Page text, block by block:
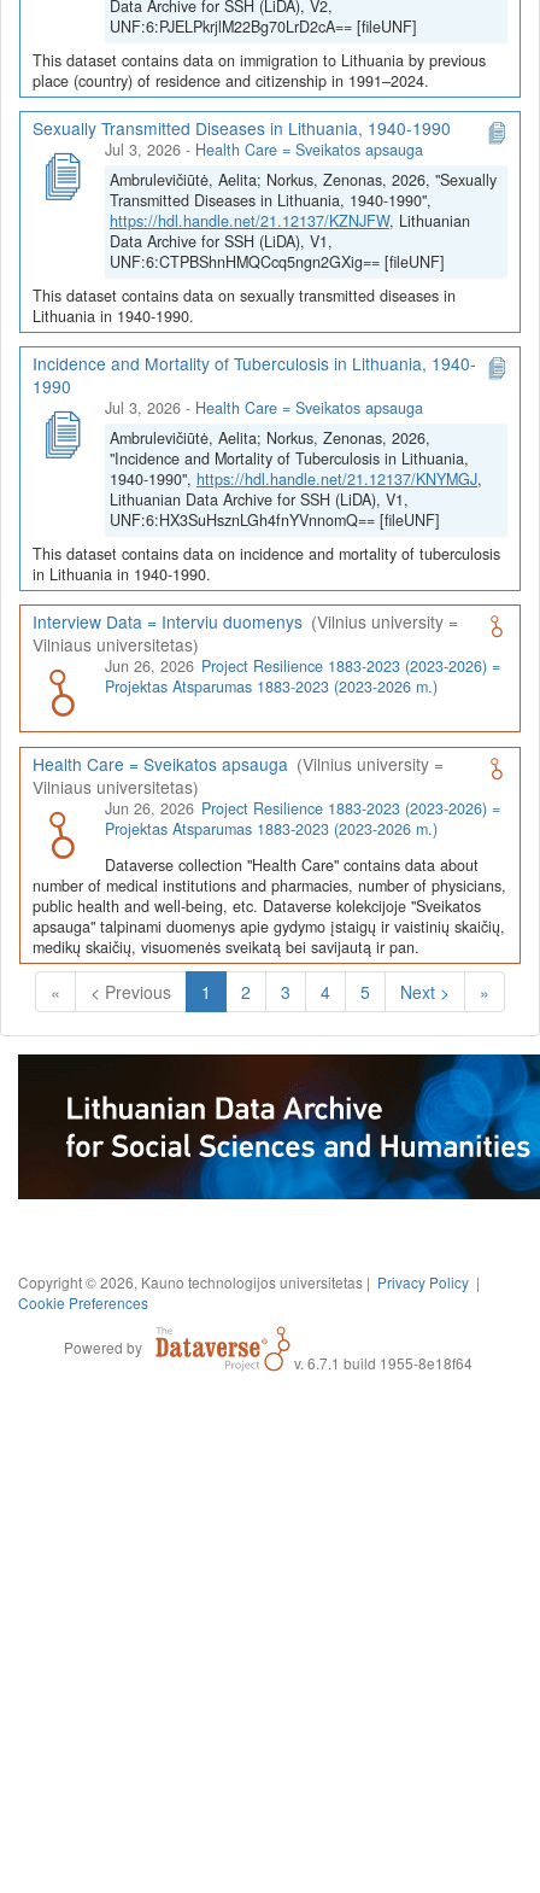
Data Archive for SSH (LiDA), V2,
UNF:6:PJELPkrjlM22Bg70LrD2cA== [fileUNF]
This dataset contains data on immigration to Lithuania by previous
place (country) of residence and citizenship in 1991–2024.
Sexually Transmitted Diseases in Lithuania, 1940-1990
Jul 3, 2026 - Health Care = Sveikatos apsauga
Ambrulevičiūtė, Aelita; Norkus, Zenonas, 2026, "Sexually
Transmitted Diseases in Lithuania, 1940-1990",
https://hdl.handle.net/21.12137/KZNJFW, Lithuanian
Data Archive for SSH (LiDA), V1,
UNF:6:CTPBShnHMQCcq5ngn2GXig== [fileUNF]
This dataset contains data on sexually transmitted diseases in
Lithuania in 1940-1990.
Incidence and Mortality of Tuberculosis in Lithuania, 1940-
1990
Jul 3, 2026 - Health Care = Sveikatos apsauga
Ambrulevičiūtė, Aelita; Norkus, Zenonas, 2026,
"Incidence and Mortality of Tuberculosis in Lithuania,
1940-1990", https://hdl.handle.net/21.12137/KNYMGJ,
Lithuanian Data Archive for SSH (LiDA), V1,
UNF:6:HX3SuHsznLGh4fnYVnnomQ== [fileUNF]
This dataset contains data on incidence and mortality of tuberculosis
in Lithuania in 1940-1990.
Interview Data = Interviu duomenys (Vilnius university =
Vilniaus universitetas)
Jun 26, 2026 Project Resilience 1883-2023 (2023-2026) =
Projektas Atsparumas 1883-2023 (2023-2026 m.)
Health Care = Sveikatos apsauga (Vilnius university =
Vilniaus universitetas)
Jun 26, 2026 Project Resilience 1883-2023 (2023-2026) =
Projektas Atsparumas 1883-2023 (2023-2026 m.)
Dataverse collection "Health Care" contains data about
number of medical institutions and pharmacies, number of physicians,
public health and well-being, etc. Dataverse kolekcijoje "Sveikatos
apsauga" talpinami duomenys apie gydymo įstaigų ir vaistinių skaičių,
medikų skaičių, visuomenės sveikatą bei savijautą ir pan.
« < Previous 1 (Current)
2 3 4 5 Next > »
Copyright © 2026, Kauno technologijos universitetas | Privacy Policy |
Cookie Preferences
Powered by
v. 6.7.1 build 1955-8e18f64